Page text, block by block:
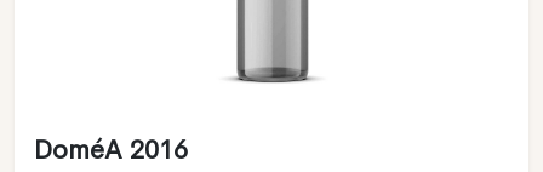
DoméA 2016